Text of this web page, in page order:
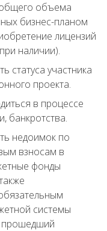
объема
бизнес-планом
лицензий
наличии).
статуса участника
проекта.
в процессе
банкротства.
недоимок по
взносам в
фонды
системы
прошедший